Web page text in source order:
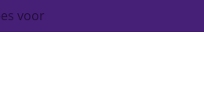
voor